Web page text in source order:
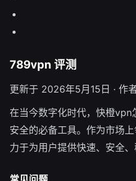
789vpn 评测
更新于 2026年5月15日 · 作
在当今数字化时代，快橙vpn
安全的必备工具。作为市场
力于为用户提供快速、安全、